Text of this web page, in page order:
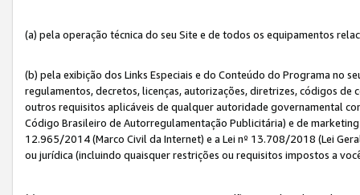
(a) pela operação técnica do seu Site e de todos os equipamentos
(b) pela exibição dos Links Especiais e do Conteúdo do Programa no
regulamentos, decretos, licenças, autorizações, diretrizes, códigos
outros requisitos aplicáveis de qualquer autoridade governamental
Código Brasileiro de Autorregulamentação Publicitária) e de
12.965/2014 (Marco Civil da Internet) e a Lei nº 13.708/2018 (Lei
ou jurídica (incluindo quaisquer restrições ou requisitos impostos a